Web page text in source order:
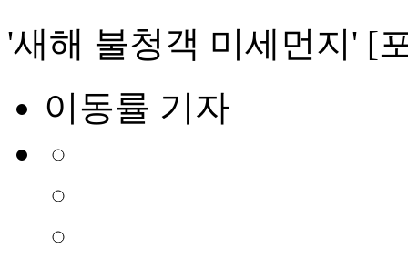
'새해 불청객 미세먼지' [
이동률 기자